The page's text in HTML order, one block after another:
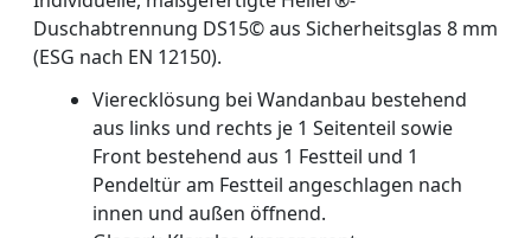
Duschabtrennung DS15© aus Sicherheitsglas 8 mm
(ESG nach EN 12150).
Vierecklösung bei Wandanbau bestehend
aus links und rechts je 1 Seitenteil sowie
Front bestehend aus 1 Festteil und 1
Pendeltür am Festteil angeschlagen nach
innen und außen öffnend.